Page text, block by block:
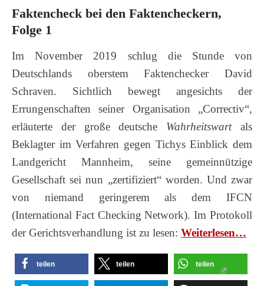
Faktencheck bei den Faktencheckern,
Folge 1
Im November 2019 schlug die Stunde von
Deutschlands oberstem Faktenchecker David
Schraven. Sichtlich bewegt angesichts der
Errungenschaften seiner Organisation „Correctiv“,
erläuterte der große deutsche Wahrheitswartals
Beklagter im Verfahren gegen Tichys Einblick dem
Landgericht Mannheim, seine gemeinnützige
Gesellschaft sei nun „zertifiziert“ worden. Und zwar
von niemand geringerem als dem IFCN
(International Fact Checking Network). Im Protokoll
der Gerichtsverhandlung ist zu lesen: Wei­ter­le­sen…
teilen teilen teilen